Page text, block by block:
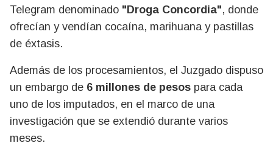
Telegram denominado "Droga Concordia", donde
ofrecían y vendían cocaína, marihuana y pastillas
de éxtasis.
Además de los procesamientos, el Juzgado dispuso
un embargo de 6 millones de pesos para cada
uno de los imputados, en el marco de una
investigación que se extendió durante varios
meses.